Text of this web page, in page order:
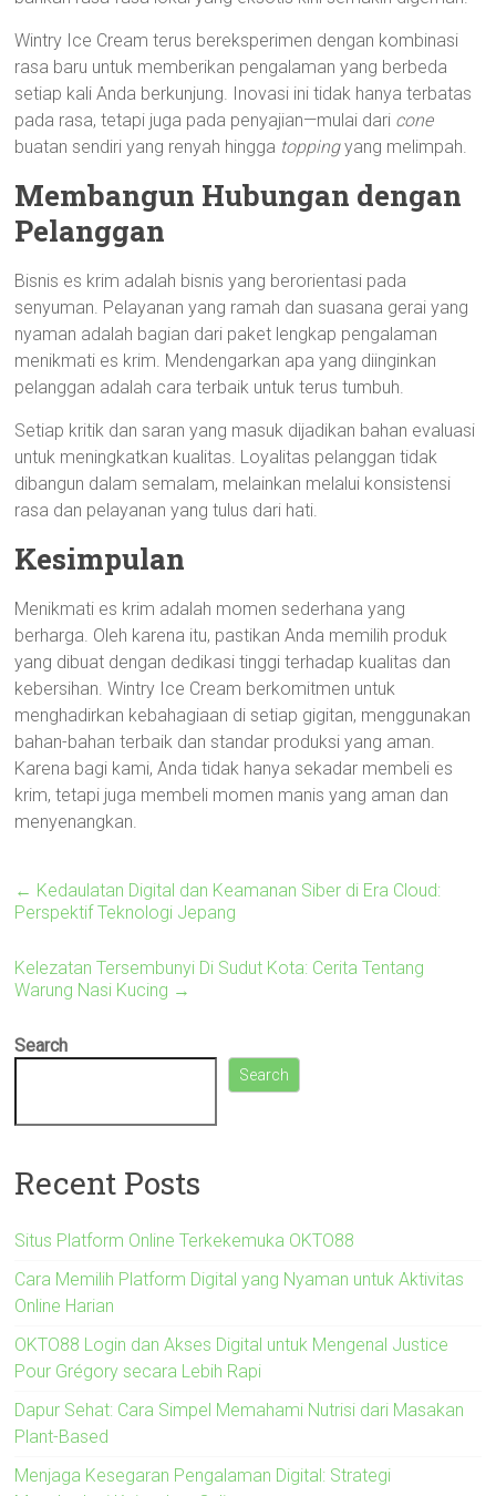
Wintry Ice Cream terus bereksperimen dengan kombinasi
rasa baru untuk memberikan pengalaman yang berbeda
setiap kali Anda berkunjung. Inovasi ini tidak hanya terbatas
pada rasa, tetapi juga pada penyajian—mulai dari cone
buatan sendiri yang renyah hingga toppingyang melimpah.
Membangun Hubungan dengan
Pelanggan
Bisnis es krim adalah bisnis yang berorientasi pada
senyuman. Pelayanan yang ramah dan suasana gerai yang
nyaman adalah bagian dari paket lengkap pengalaman
menikmati es krim. Mendengarkan apa yang diinginkan
pelanggan adalah cara terbaik untuk terus tumbuh.
Setiap kritik dan saran yang masuk dijadikan bahan evaluasi
untuk meningkatkan kualitas. Loyalitas pelanggan tidak
dibangun dalam semalam, melainkan melalui konsistensi
rasa dan pelayanan yang tulus dari hati.
Kesimpulan
Menikmati es krim adalah momen sederhana yang
berharga. Oleh karena itu, pastikan Anda memilih produk
yang dibuat dengan dedikasi tinggi terhadap kualitas dan
kebersihan. Wintry Ice Cream berkomitmen untuk
menghadirkan kebahagiaan di setiap gigitan, menggunakan
bahan-bahan terbaik dan standar produksi yang aman.
Karena bagi kami, Anda tidak hanya sekadar membeli es
krim, tetapi juga membeli momen manis yang aman dan
menyenangkan.
← Kedaulatan Digital dan Keamanan Siber di Era Cloud:
Perspektif Teknologi Jepang
Kelezatan Tersembunyi Di Sudut Kota: Cerita Tentang
Warung Nasi Kucing →
Search
Search
Recent Posts
Situs Platform Online Terkekemuka OKTO88
Cara Memilih Platform Digital yang Nyaman untuk Aktivitas
Online Harian
OKTO88 Login dan Akses Digital untuk Mengenal Justice
Pour Grégory secara Lebih Rapi
Dapur Sehat: Cara Simpel Memahami Nutrisi dari Masakan
Plant-Based
Menjaga Kesegaran Pengalaman Digital: Strategi